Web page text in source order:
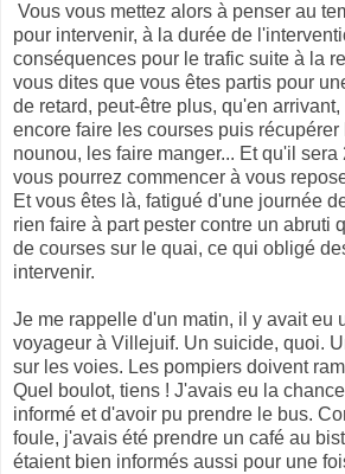
Vous vous mettez alors à penser au
pour intervenir, à la durée de
conséquences pour le trafic suite à la
vous dites que vous êtes partis pour
de retard, peut-être plus, qu'en
encore faire les courses puis récupérer
nounou, les faire manger... Et qu'il sera
vous pourrez commencer à vous
Et vous êtes là, fatigué d'une journée
rien faire à part pester contre un abruti
de courses sur le quai, ce qui obligé
intervenir.
Je me rappelle d'un matin, il y avait eu
voyageur à Villejuif. Un suicide, quoi.
sur les voies. Les pompiers doivent
Quel boulot, tiens ! J'avais eu la
informé et d'avoir pu prendre le bus.
foule, j'avais été prendre un café au
étaient bien informés aussi pour une